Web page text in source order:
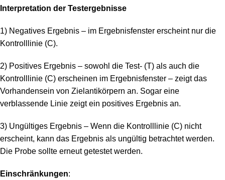
Interpretation der Testergebnisse
1) Negatives Ergebnis – im Ergebnisfenster erscheint nur die
Kontrolllinie (C).
2) Positives Ergebnis – sowohl die Test- (T) als auch die
Kontrolllinie (C) erscheinen im Ergebnisfenster – zeigt das
Vorhandensein von Zielantikörpern an. Sogar eine
verblassende Linie zeigt ein positives Ergebnis an.
3) Ungültiges Ergebnis – Wenn die Kontrolllinie (C) nicht
erscheint, kann das Ergebnis als ungültig betrachtet werden.
Die Probe sollte erneut getestet werden.
Einschränkungen: